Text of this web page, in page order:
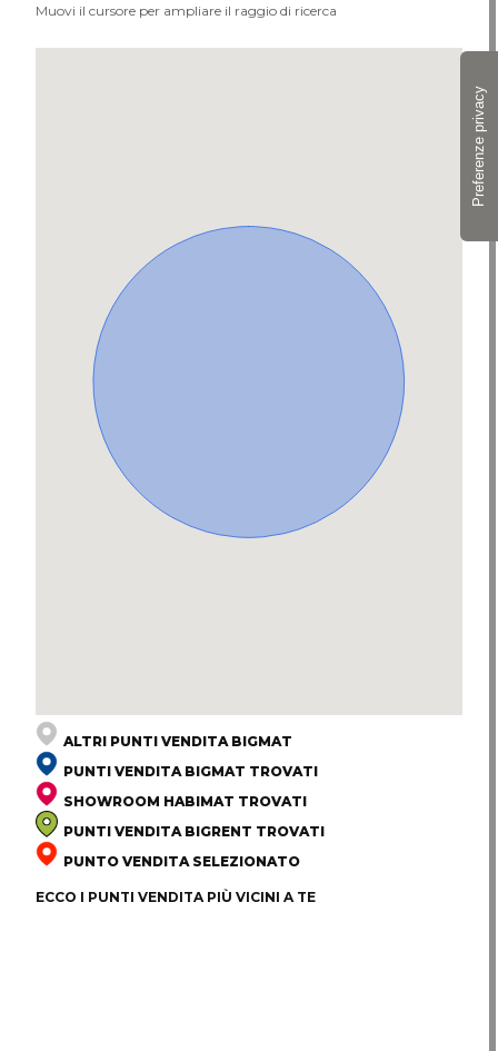
Muovi il cursore per ampliare il raggio di ricerca
ALTRI PUNTI VENDITA BIGMAT
PUNTI VENDITA BIGMAT TROVATI
SHOWROOM HABIMAT TROVATI
PUNTI VENDITA BIGRENT TROVATI
PUNTO VENDITA SELEZIONATO
ECCO I PUNTI VENDITA PIÙ VICINI A TE